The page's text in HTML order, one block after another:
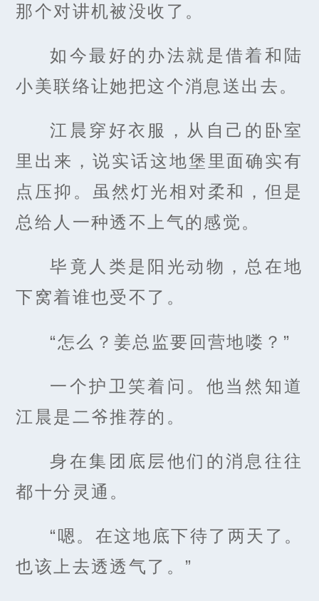
那个对讲机被没收了。
如今最好的办法就是借着和陆
小美联络让她把这个消息送出去。
江晨穿好衣服，从自己的卧室
里出来，说实话这地堡里面确实有
点压抑。虽然灯光相对柔和，但是
总给人一种透不上气的感觉。
毕竟人类是阳光动物，总在地
下窝着谁也受不了。
“怎么？姜总监要回营地喽？”
一个护卫笑着问。他当然知道
江晨是二爷推荐的。
身在集团底层他们的消息往往
都十分灵通。
“嗯。在这地底下待了两天了。
也该上去透透气了。”